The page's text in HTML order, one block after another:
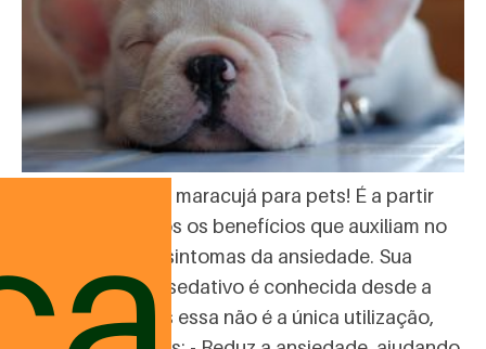
Os benefícios do maracujá para pets! É a partir
dele que obtemos os benefícios que auxiliam no
tratamento dos sintomas da ansiedade. Sua
utilização como sedativo é conhecida desde a
antiguidade, mas essa não é a única utilização,